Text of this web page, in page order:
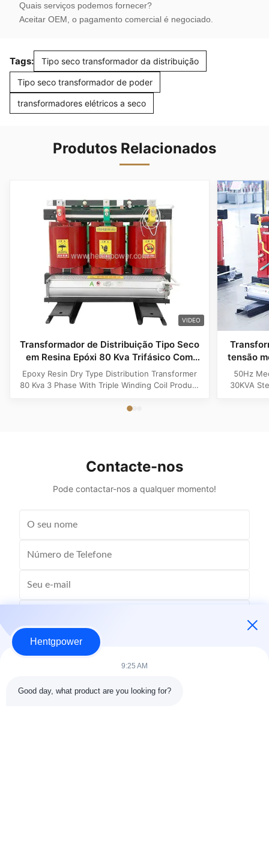
Quais serviços podemos fornecer?
Aceitar OEM, o pagamento comercial é negociado.
Tags: Tipo seco transformador da distribuição
Tipo seco transformador de poder
transformadores elétricos a seco
Produtos Relacionados
VIDEO
Transformador de Distribuição Tipo Seco
em Resina Epóxi 80 Kva Trifásico Com
Bobina de Enrolamento Triplo
Epoxy Resin Dry Type Distribution Transformer
80 Kva 3 Phase With Triple Winding Coil Product
transformer, distribution transformer, Dry Type
tensão
50Hz
30KVA
Contacte-nos
Pode contactar-nos a qualquer momento!
Hentgpower
9:25 AM
Good day, what product are you looking for?